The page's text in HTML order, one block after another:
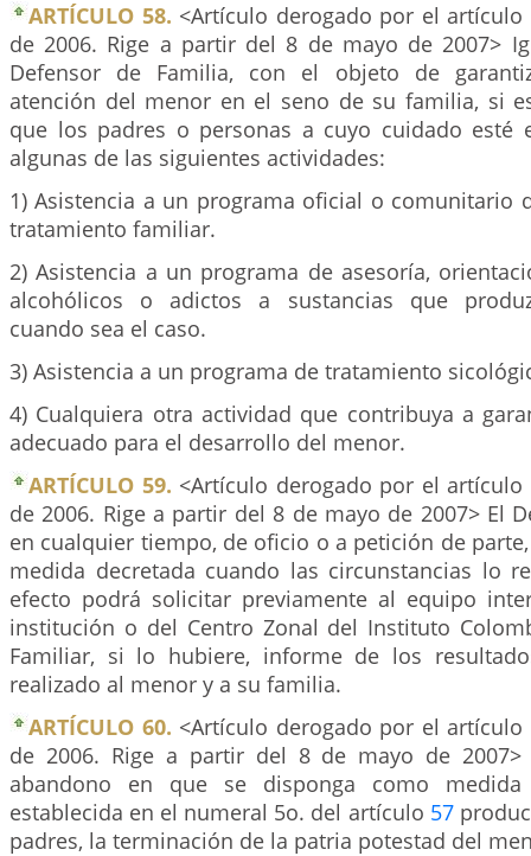
ARTÍCULO 58. <Artículo derogado por el artículo
de 2006. Rige a partir del 8 de mayo de 2007>
Defensor de Familia, con el objeto de
atención del menor en el seno de su familia, si
que los padres o personas a cuyo cuidado esté
algunas de las siguientes actividades:
1) Asistencia a un programa oficial o comunitario
tratamiento familiar.
2) Asistencia a un programa de asesoría,
alcohólicos o adictos a sustancias que
cuando sea el caso.
3) Asistencia a un programa de tratamiento
4) Cualquiera otra actividad que contribuya a
adecuado para el desarrollo del menor.
ARTÍCULO 59. <Artículo derogado por el artículo
de 2006. Rige a partir del 8 de mayo de 2007> El
en cualquier tiempo, de oficio o a petición de
medida decretada cuando las circunstancias lo
efecto podrá solicitar previamente al equipo
institución o del Centro Zonal del Instituto
Familiar, si lo hubiere, informe de los
realizado al menor y a su familia.
ARTÍCULO 60. <Artículo derogado por el artículo
de 2006. Rige a partir del 8 de mayo de 2007>
abandono en que se disponga como
establecida en el numeral 5o. del artículo 57
padres, la terminación de la patria potestad del